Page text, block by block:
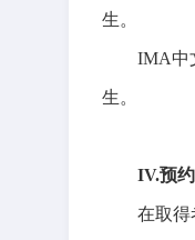
生。
IMA中
生。
IV.预
在取得